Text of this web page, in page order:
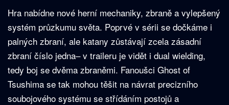
Hra nabídne nové herní mechaniky, zbraně a vylepšený
systém průzkumu světa. Poprvé v sérii se dočkáme i
palných zbraní, ale katany zůstávají zcela zásadní
zbraní číslo jedna– v traileru je vidět i dual wielding,
tedy boj se dvěma zbraněmi. Fanoušci Ghost of
Tsushima se tak mohou těšit na návrat precizního
soubojového systému se střídáním postojů a